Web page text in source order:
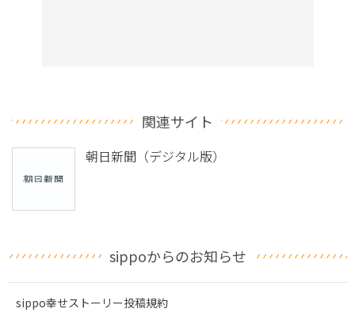
関連サイト
朝日新聞（デジタル版）
sippoからのお知らせ
sippo幸せストーリー投稿規約